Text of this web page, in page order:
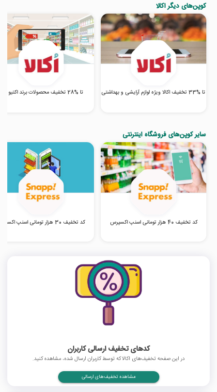
کوپن‌های دیگر اکالا
تا %33 تخفیف اکالا ویژه لوازم آرایشی و بهداشتی تا %28 تخفیف محصولات برند اکتیو اکالا
سایر کوپن‌های فروشگاه اینترنتی
کد تخفیف 40 هزار تومانی اسنپ اکسپرس کد تخفیف 30 هزار تومانی اسنپ اکسپرس
کدهای تخفیف ارسالی کاربران
در این صفحه تخفیف‌های اکالا که توسط کاربران ارسال شده، مشاهده کنید.
مشاهده تخفیف‌های ارسالی